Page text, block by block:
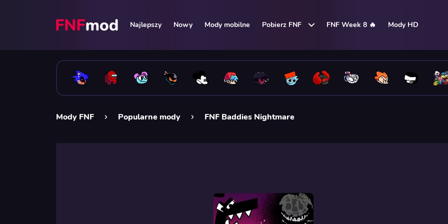
Najlepszy Nowy Mody mobilne Pobierz FNF FNF Week 8 🔥 Mody HD
Mody FNF Popularne mody FNF Baddies Nightmare